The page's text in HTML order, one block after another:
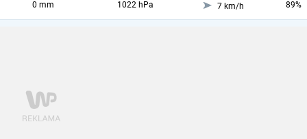
0 mm
1022 hPa
7 km/h
89%